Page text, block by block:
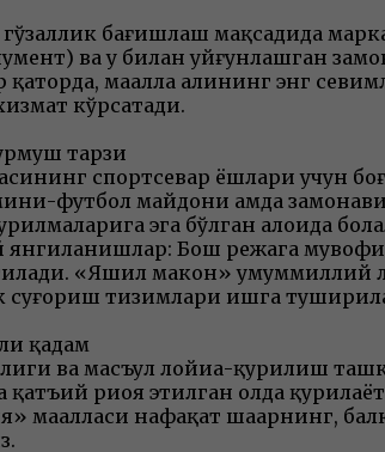
бағишлаш мақсадида
ва у билан уйғунлашган
маҳалла аҳлининг энг
кўрсатади.
тарзи
спортсевар ёшлари учун
футбол майдони ҳамда
эга бўлган алоҳида
Бош режага
«Яшил макон» умуммиллий
суғориш тизимлари ишга
қадам
ва масъул лойиҳа-қурилиш
қатъий риоя этилган ҳолда
маҳалласи нафақат шаҳарнинг,